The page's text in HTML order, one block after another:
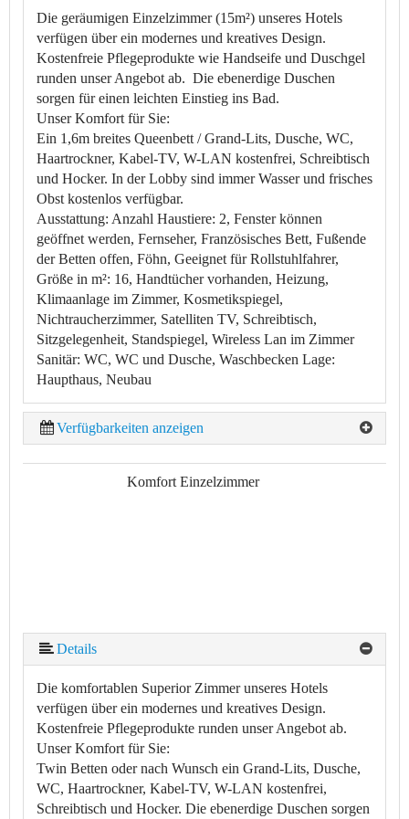
Die geräumigen Einzelzimmer (15m²) unseres Hotels
verfügen über ein modernes und kreatives Design.
Kostenfreie Pflegeprodukte wie Handseife und Duschgel
runden unser Angebot ab. Die ebenerdige Duschen
sorgen für einen leichten Einstieg ins Bad.
Unser Komfort für Sie:
Ein 1,6m breites Queenbett / Grand-Lits, Dusche, WC,
Haartrockner, Kabel-TV, W-LAN kostenfrei, Schreibtisch
und Hocker. In der Lobby sind immer Wasser und frisches
Obst kostenlos verfügbar.
Ausstattung: Anzahl Haustiere: 2, Fenster können
geöffnet werden, Fernseher, Französisches Bett, Fußende
der Betten offen, Föhn, Geeignet für Rollstuhlfahrer,
Größe in m²: 16, Handtücher vorhanden, Heizung,
Klimaanlage im Zimmer, Kosmetikspiegel,
Nichtraucherzimmer, Satelliten TV, Schreibtisch,
Sitzgelegenheit, Standspiegel, Wireless Lan im Zimmer
Sanitär: WC, WC und Dusche, Waschbecken Lage:
Haupthaus, Neubau
Verfügbarkeiten anzeigen
Komfort Einzelzimmer
Details
Die komfortablen Superior Zimmer unseres Hotels
verfügen über ein modernes und kreatives Design.
Kostenfreie Pflegeprodukte runden unser Angebot ab.
Unser Komfort für Sie:
Twin Betten oder nach Wunsch ein Grand-Lits, Dusche,
WC, Haartrockner, Kabel-TV, W-LAN kostenfrei,
Schreibtisch und Hocker. Die ebenerdige Duschen sorgen